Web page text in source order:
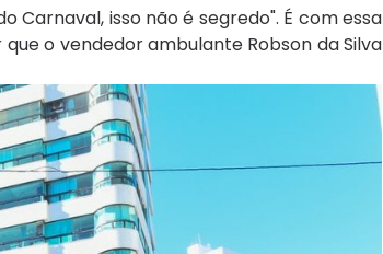
Carnaval, isso não é segredo". É com essa
o vendedor ambulante Robson da Silva